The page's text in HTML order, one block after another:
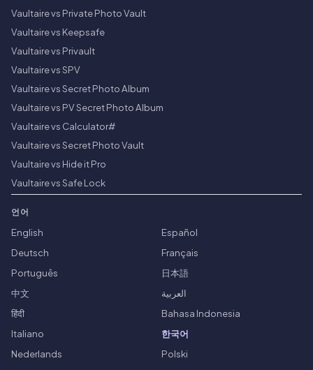
Vaultaire vs Private Photo Vault
Vaultaire vs Keepsafe
Vaultaire vs Privault
Vaultaire vs SPV
Vaultaire vs Secret Photo Album
Vaultaire vs PV Secret Photo Album
Vaultaire vs Calculator#
Vaultaire vs Secret Photo Vault
Vaultaire vs Hide it Pro
Vaultaire vs Safe Lock
언어
English
Español
Deutsch
Français
Português
日本語
中文
العربية
हिंदी
Bahasa Indonesia
Italiano
한국어
Nederlands
Polski